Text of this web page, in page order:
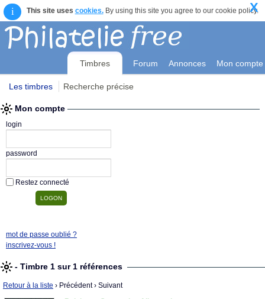
i This site uses cookies.By using this site you agree to our cookie policy.
X
Timbres Forum Annonces Mon compte
Les timbres Recherche précise
Mon compte
login
password
Restez connecté
mot de passe oublié ?
inscrivez-vous !
- Timbre 1 sur 1 références
Retour à la liste › Précédent› Suivant